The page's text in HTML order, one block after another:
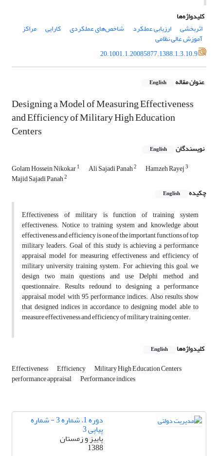
کلیدواژه‌ها
اثربخشی
ارزیابی عملکرد شاخص‌های عملکردی کارایی مراکز
آموزش عالی نظامی
20.1001.1.20085877.1388.1.3.10.9
عنوان مقاله English
Designing a Model of Measuring Effectiveness
and Efficiency of Military High Education
Centers
نویسندگان English
Golam Hossein Nikokar1 Ali Sajadi Panah2 Hamzeh Rayej3
Majid Sajadi Panah2
چکیده English
Effectiveness of military is function of training system
effectiveness. Notice to training system and knowledge about
effectiveness and efficiency is one of the important functions of top
military leaders. Goal of this study is achieving a performance
appraisal model for measuring effectiveness and efficiency of
military university training system. For achieving this goal, we
design two main questions and use Delphi method and
questionnaire. Results redound to designing a performance
appraisal model with 95 performance indices. Also results show
that designed indices in accordance to designing model, able to
measure effectiveness and efficiency of military training center.
کلیدواژه‌ها English
Effectiveness Efficiency Military High Education Centers
performance appraisal Performance indices
دوره 1، شماره 3 - شماره
پیاپی 3
پاییز و زمستان
1388